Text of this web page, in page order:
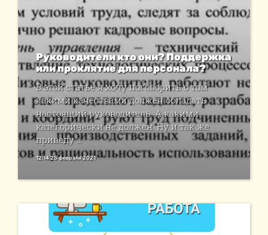
Руководители кто они? Поддержка
или проклятие для персонала?
В этой статье я хочу поговорить о том
какими качествами должен обладать
настоящий руководитель. А какими
категорически не должен. Ну и так же
приведу ...
12:14 25 февраля 2021